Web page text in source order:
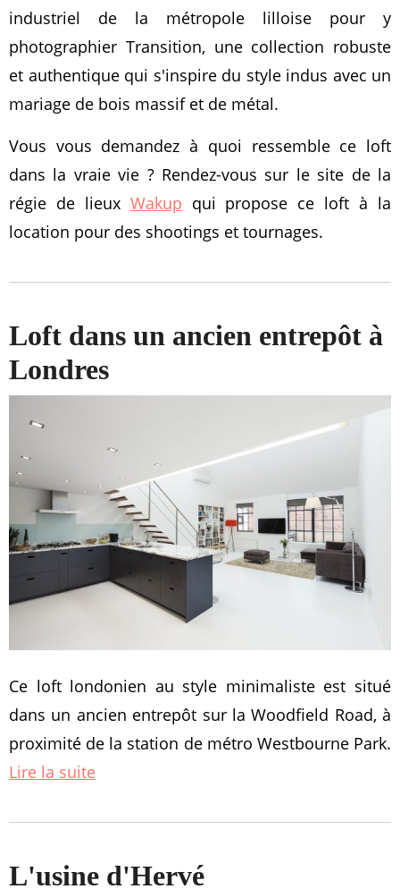
industriel de la métropole lilloise pour y
photographier Transition, une collection robuste
et authentique qui s'inspire du style indus avec un
mariage de bois massif et de métal.
Vous vous demandez à quoi ressemble ce loft
dans la vraie vie ? Rendez-vous sur le site de la
régie de lieux Wakup qui propose ce loft à la
location pour des shootings et tournages.
Loft dans un ancien entrepôt à
Londres
Ce loft londonien au style minimaliste est situé
dans un ancien entrepôt sur la Woodfield Road, à
proximité de la station de métro Westbourne Park.
Lire la suite
L'usine d'Hervé